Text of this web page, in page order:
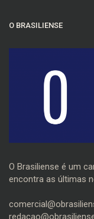
O BRASILIENSE
O Brasiliense é um
encontra as últimas